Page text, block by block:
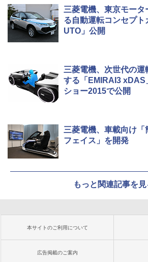
三菱電機、東京モータ
る自動運転コンセプ
UTO」公開
三菱電機、次世代の運
する「EMIRAI3 xDAS
ショー2015で公開
三菱電機、車載向け「
フェイス」を開発
もっと関連記事を見
本サイトのご利用について
広告掲載のご案内